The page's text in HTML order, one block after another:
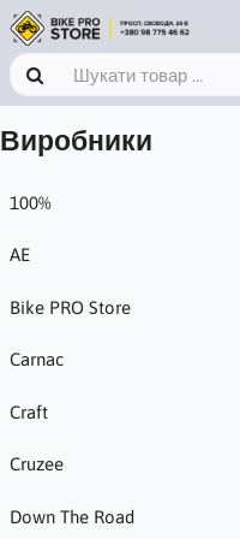
Виробники
100%
AE
Bike PRO Store
Carnac
Craft
Cruzee
Down The Road